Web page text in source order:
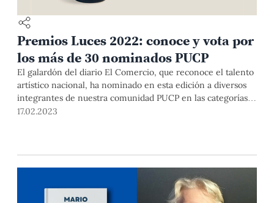
Premios Luces 2022: conoce y vota por
los más de 30 nominados PUCP
El galardón del diario El Comercio, que reconoce el talento
artístico nacional, ha nominado en esta edición a diversos
integrantes de nuestra comunidad PUCP en las categorías
de cine, artes escénicas, gastronomía, letras, creación de
17.02.2023